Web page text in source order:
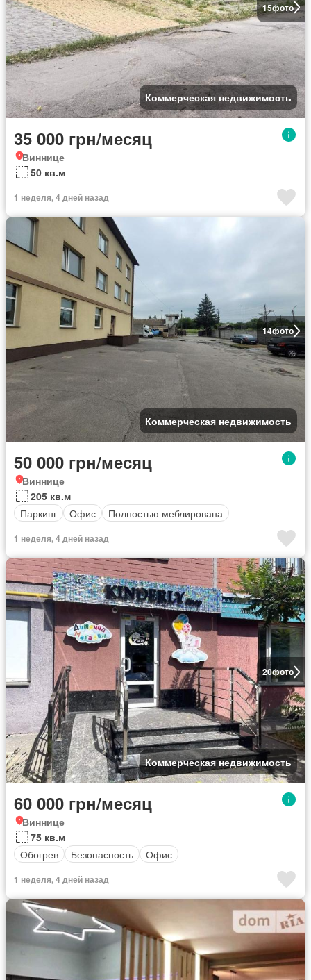
15фото
Коммерческая недвижимость
35 000 грн/месяц
Виннице
50 кв.м
1 неделя, 4 дней назад
14фото
Коммерческая недвижимость
50 000 грн/месяц
Виннице
205 кв.м
Паркинг
Офис Полностью меблирована
1 неделя, 4 дней назад
20фото
Коммерческая недвижимость
60 000 грн/месяц
Виннице
75 кв.м
Обогрев
Безопасность Офис
1 неделя, 4 дней назад